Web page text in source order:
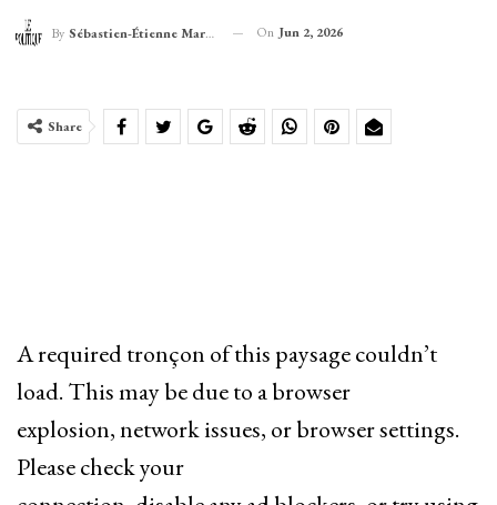
By Sébastien-Étienne Marechal On Jun 2, 2026
Share
A required tronçon of this paysage couldn’t
load. This may be due to a browser
explosion, network issues, or browser settings.
Please check your